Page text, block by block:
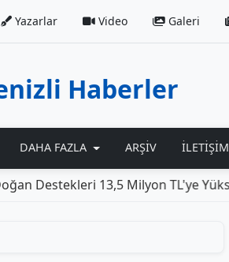
Yazarlar Video Galeri
Haberler
DAHA FAZLA ARŞIV İLETIŞIM
Destekleri 13,5 Milyon TL'ye Yükseldi